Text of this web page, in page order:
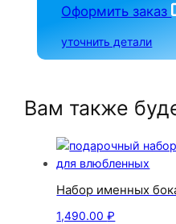
Оформить заказ
уточнить детали
Вам также
Набор именных
1,490.00₽